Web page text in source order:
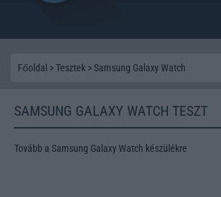
Főoldal >Tesztek > Samsung Galaxy Watch
SAMSUNG GALAXY WATCH TESZT
Tovább a Samsung Galaxy Watch készülékre